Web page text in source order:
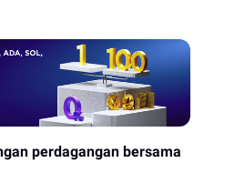
perdagangan bersama